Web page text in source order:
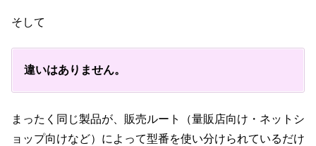
そして
違いはありません。
まったく同じ製品が、販売ルート（量販店向け・ネットシ
ョップ向けなど）によって型番を使い分けられているだけ